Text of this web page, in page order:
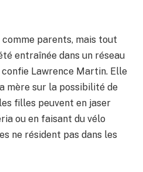
comme parents, mais tout
entraînée dans un réseau
Lawrence Martin. Elle
mère sur la possibilité de
filles peuvent en jaser
ou en faisant du vélo
ne résident pas dans les